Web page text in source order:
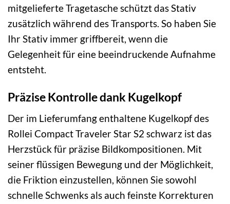
mitgelieferte Tragetasche schützt das Stativ
zusätzlich während des Transports. So haben Sie
Ihr Stativ immer griffbereit, wenn die
Gelegenheit für eine beeindruckende Aufnahme
entsteht.
Präzise Kontrolle dank Kugelkopf
Der im Lieferumfang enthaltene Kugelkopf des
Rollei Compact Traveler Star S2 schwarz ist das
Herzstück für präzise Bildkompositionen. Mit
seiner flüssigen Bewegung und der Möglichkeit,
die Friktion einzustellen, können Sie sowohl
schnelle Schwenks als auch feinste Korrekturen